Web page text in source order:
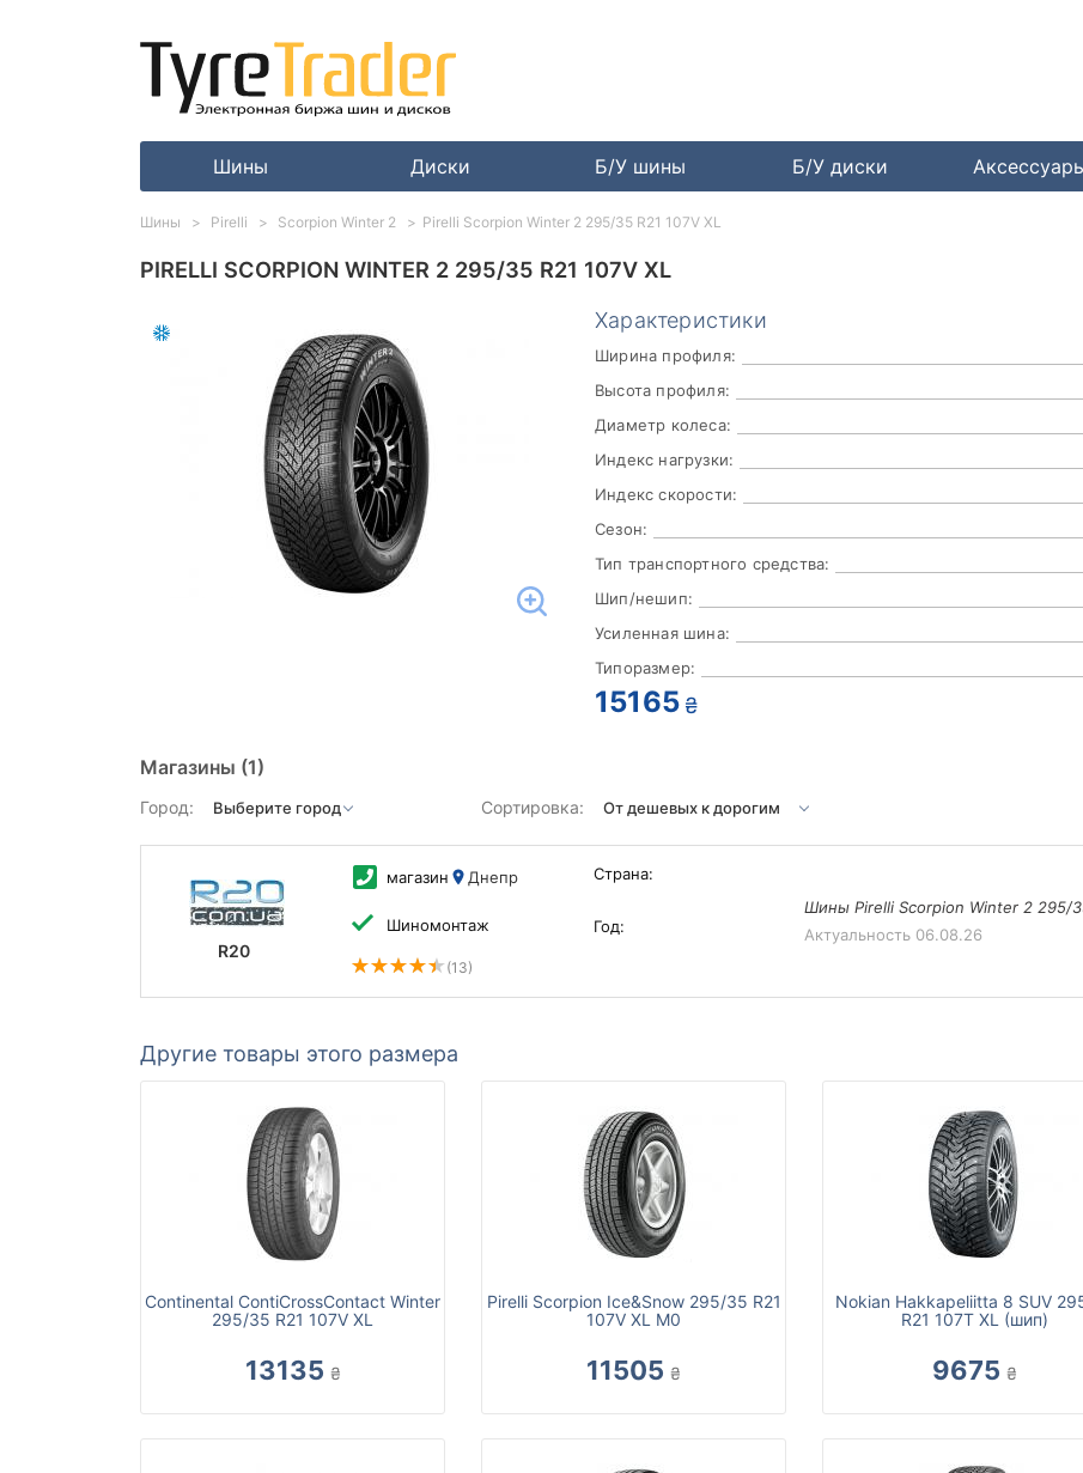
Шины Диски Б/У шины Б/У диски
PIRELLI SCORPION WINTER 2 295/35 R21 107V XL
Характеристики
Ширина профиля:
Высота профиля:
Диаметр колеса:
Индекс нагрузки:
Индекс скорости:
Сезон:
Тип транспортного средства:
Шип/нешип:
Усиленная шина:
Типоразмер:
15165 ₴
Магазины (1)
Город: Сортировка:
R20
магазин Днепр
Шиномонтаж
(13)
Страна:
Год:
Шины Pirelli Scorpion Winter 2 295/
Актуальность 06.08.26
Другие товары этого размера
Continental ContiCrossContact Winter
295/35 R21 107V XL
13135 ₴
Pirelli Scorpion Ice&Snow 295/35 R21
107V XL M0
11505 ₴
Nokian Hakkapeliitta 8 SUV
R21 107T XL (шип)
9675 ₴
Шины Pirelli Scorpion Winter 2 Pirelli Scorpion Winter 2 295/35 R21 107V XL